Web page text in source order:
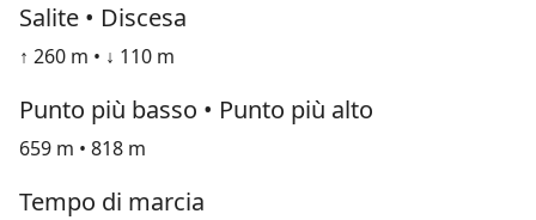
Salite • Discesa
↑ 260 m • ↓ 110 m
Punto più basso • Punto più alto
659 m • 818 m
Tempo di marcia